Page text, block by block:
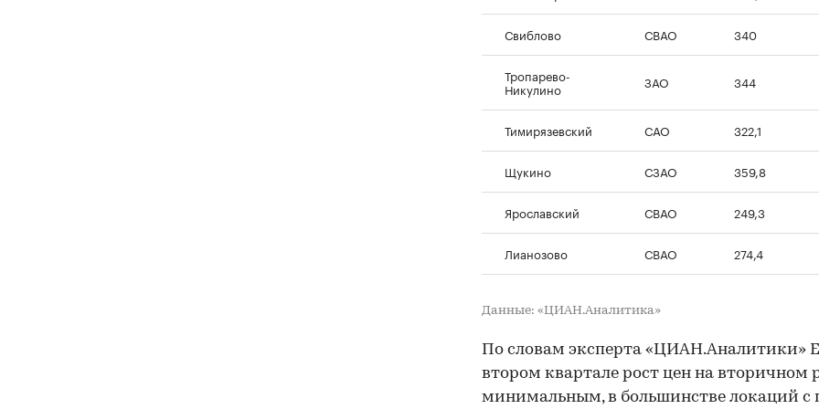
Свиблово СВАО 340
Тропарево-
Никулино ЗАО 344
Тимирязевский САО 322,1
Щукино СЗАО 359,8
Ярославский СВАО 249,3
Лианозово СВАО 274,4
Данные: «ЦИАН.Аналитика»
По словам эксперта «ЦИАН.Аналитики»
втором квартале рост цен на вторичном
минимальным, в большинстве локаций с